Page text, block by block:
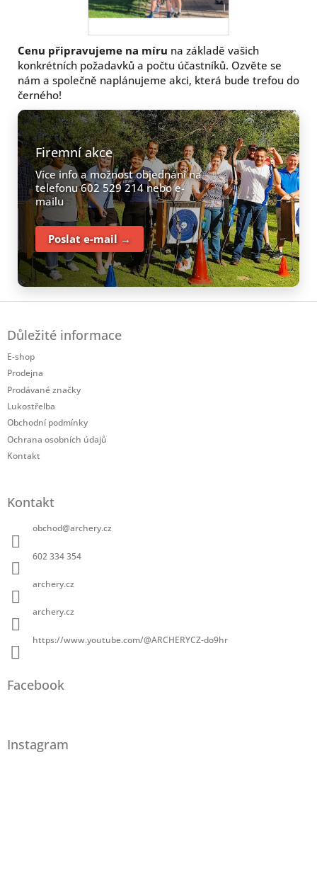
Cenu připravujeme na míru na základě vašich
konkrétních požadavků a počtu účastníků. Ozvěte se
nám a společně naplánujeme akci, která bude trefou do
černého!
Firemní akce
Více info a možnost objednání na
telefonu 602 529 214 nebo e-
mailu
Poslat e-mail →
Z
Důležité informace
E-shop
Prodejna
Prodávané značky
Lukostřelba
Obchodní podmínky
Ochrana osobních údajů
Kontakt
Kontakt
obchod@archery.cz
602 334 354
archery.cz
archery.cz
https://www.youtube.com/@ARCHERYCZ-do9hr
Facebook
Instagram